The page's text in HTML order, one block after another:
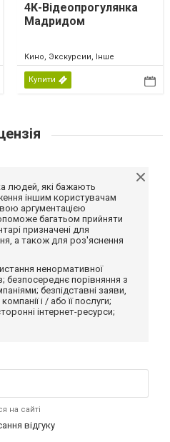
4К-Відеопрогулянка
Мадридом
Кино, Экскурсии, Інше
Купити
людей, які бажають
іншим користувачам
аргументацією
багатьом прийняти
призначені для
а також для роз'яснення
ненормативної
безпосереднє порівняння з
безпідставні заяви,
і / або її послуги;
інтернет-ресурси;
на сайті
відгуку